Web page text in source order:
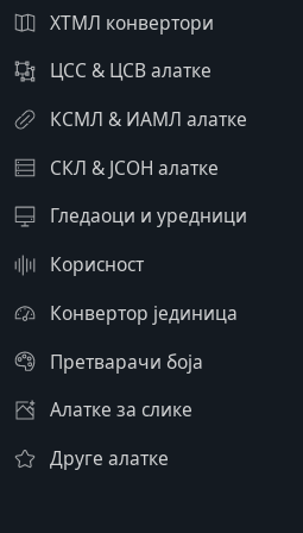
ХТМЛ конвертори
ЦСС & ЦСВ алатке
КСМЛ & ИАМЛ алатке
СКЛ & ЈСОН алатке
Гледаоци и уредници
Корисност
Конвертор јединица
Претварачи боја
Алатке за слике
Друге алатке